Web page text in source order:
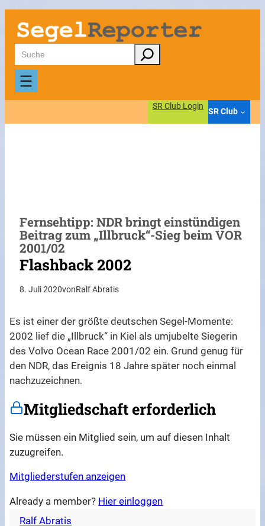
Zum
Inhalt
springen
Suchen
SR Club Login
SR Club
Fernsehtipp: NDR bringt einstündigen
Beitrag zum „Illbruck“-Sieg beim VOR
2001/02
Flashback 2002
8. Juli 2020vonRalf Abratis
Es ist einer der größte deutschen Segel-Momente:
2002 lief die „Illbruck“ in Kiel als umjubelte Siegerin
des Volvo Ocean Race 2001/02 ein. Grund genug für
den NDR, das Ereignis 18 Jahre später noch einmal
nachzuzeichnen.
Mitgliedschaft erforderlich
Sie müssen ein Mitglied sein, um auf diesen Inhalt
zuzugreifen.
Mitgliederstufen anzeigen
Already a member? Hier einloggen
Ralf Abratis